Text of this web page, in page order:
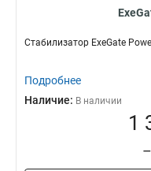
Стабилизатор ExeGate
Подробнее
Наличие: В наличии
1
–